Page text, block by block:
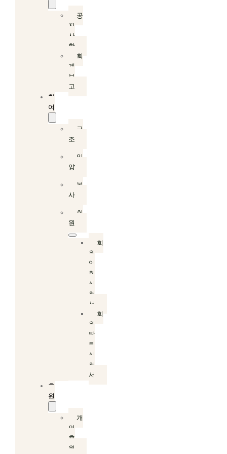
공
지
사
항
회
계
보
고
참
여
구
조
입
양
봉
사
회
원
회
원
입
회
신
청
서
회
원
탈
퇴
신
청
서
후
원
개
인
후
원